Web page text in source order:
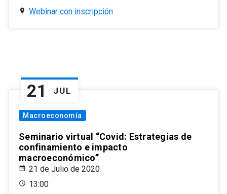
Webinar con inscripción
21 JUL
Macroeconomía
Seminario virtual “Covid: Estrategias de
confinamiento e impacto
macroeconómico”
21 de Julio de 2020
13:00